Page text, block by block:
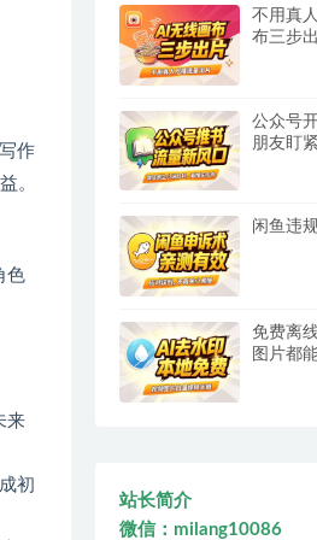
作
。
色
来
初
不用真
布三步
公众号
朋友盯
闲鱼违
免费离
图片都
站长简介
微信：milang10086